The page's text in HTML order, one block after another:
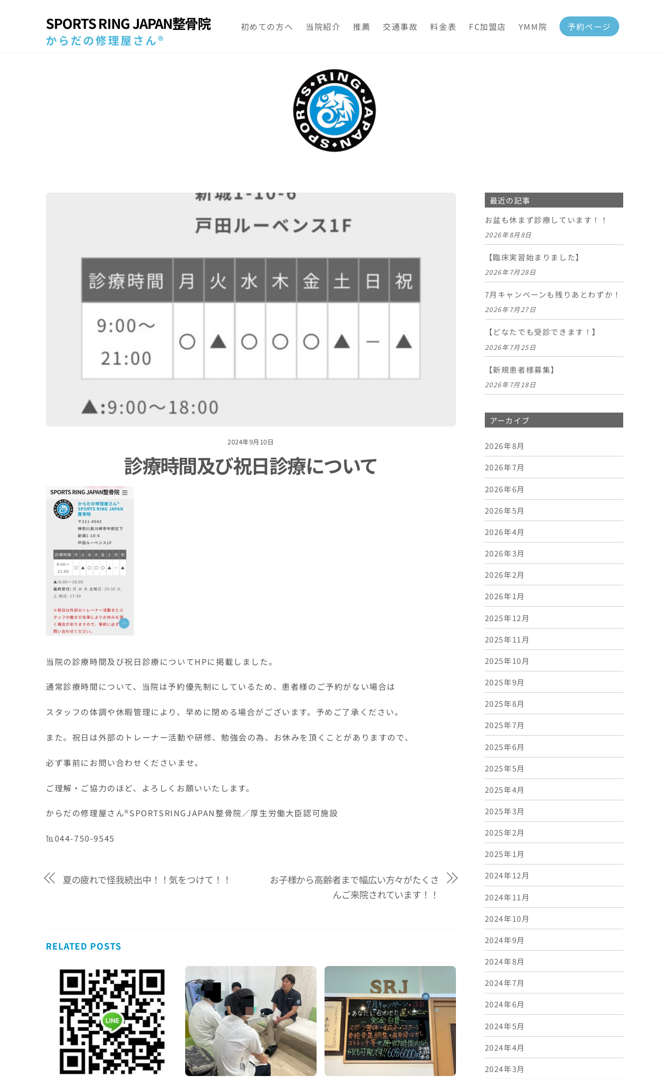
SPORTS RING JAPAN整骨院
からだの修理屋さん®
初めての方へ 当院紹介 推薦 交通事故 料金表 FC加盟店 YMM院 予約ページ
2024年9月10日
診療時間及び祝日診療について
当院の診療時間及び祝日診療についてHPに掲載しました。
通常診療時間について、当院は予約優先制にしているため、患者様のご予約がない場合は
スタッフの体調や休暇管理により、早めに閉める場合がございます。予めご了承ください。
また。祝日は外部のトレーナー活動や研修、勉強会の為、お休みを頂くことがありますので、
必ず事前にお問い合わせくださいませ。
ご理解・ご協力のほど、よろしくお願いいたします。
からだの修理屋さん®SPORTSRINGJAPAN整骨院／厚生労働大臣認可施設
℡044-750-9545
夏の疲れで怪我続出中！！気をつけて！！
お子様から高齢者まで幅広い方々がたくさ
んご来院されています！！
RELATED POSTS
最近の記事
お盆も休まず診療しています！！
2026年8月8日
【臨床実習始まりました】
2026年7月28日
7月キャンペーンも残りあとわずか！
2026年7月27日
【どなたでも受診できます！】
2026年7月25日
【新規患者様募集】
2026年7月18日
アーカイブ
2026年8月
2026年7月
2026年6月
2026年5月
2026年4月
2026年3月
2026年2月
2026年1月
2025年12月
2025年11月
2025年10月
2025年9月
2025年8月
2025年7月
2025年6月
2025年5月
2025年4月
2025年3月
2025年2月
2025年1月
2024年12月
2024年11月
2024年10月
2024年9月
2024年8月
2024年7月
2024年6月
2024年5月
2024年4月
2024年3月